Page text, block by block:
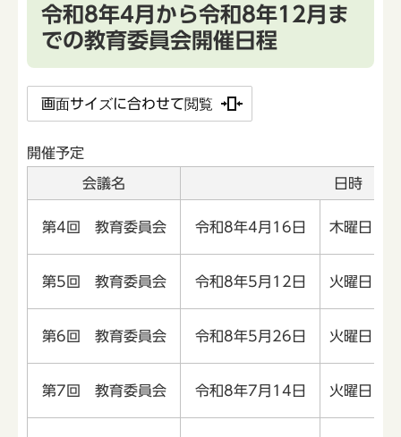
令和8年4月から令和8年12月ま
での教育委員会開催日程
画面サイズに合わせて閲覧
開催予定
会議名 日時
第4回 教育委員会 令和8年4月16日 木曜日
第5回 教育委員会 令和8年5月12日 火曜日
第6回 教育委員会 令和8年5月26日 火曜日
第7回 教育委員会 令和8年7月14日 火曜日